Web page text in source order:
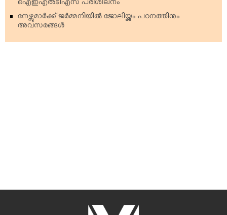
ഐഇഎല്‍ടിഎസ് പരിശീലനം
നേഴ്സുമാര്‍ക്ക് ജര്‍മ്മനിയില്‍ ജോലിയ്ക്കും പഠനത്തിനും
അവസരങ്ങള്‍